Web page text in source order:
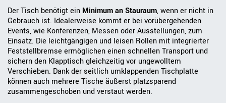
Der Tisch benötigt ein Minimum an Stauraum, wenn er nicht in
Gebrauch ist. Idealerweise kommt er bei vorübergehenden
Events, wie Konferenzen, Messen oder Ausstellungen, zum
Einsatz. Die leichtgängigen und leisen Rollen mit integrierter
Feststellbremse ermöglichen einen schnellen Transport und
sichern den Klapptisch gleichzeitig vor ungewolltem
Verschieben. Dank der seitlich umklappenden Tischplatte
können auch mehrere Tische äußerst platzsparend
zusammengeschoben und verstaut werden.